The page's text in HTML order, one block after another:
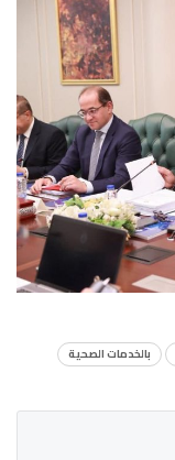
بالخدمات الصحية